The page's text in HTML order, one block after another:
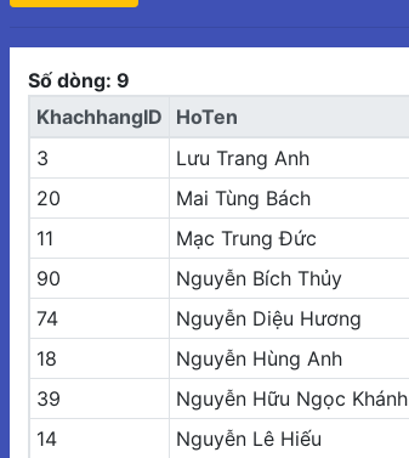
Số dòng: 9
KhachhangID
HoTen
3
Lưu Trang Anh
20
Mai Tùng Bách
11
Mạc Trung Đức
90
Nguyễn Bích Thủy
74
Nguyễn Diệu Hương
18
Nguyễn Hùng Anh
39
Nguyễn Hữu Ngọc Khánh
14
Nguyễn Lê Hiếu